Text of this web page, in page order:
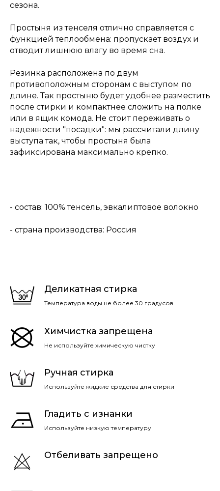
сезона.
Простыня из тенселя отлично справляется с
функцией теплообмена: пропускает воздух и
отводит лишнюю влагу во время сна.
Резинка расположена по двум
противоположным сторонам с выступом по
длине. Так простыню будет удобнее разместить
после стирки и компактнее сложить на полке
или в ящик комода. Не стоит переживать о
надежности "посадки": мы рассчитали длину
выступа так, чтобы простыня была
зафиксирована максимально крепко.
- состав: 100% тенсель, эвкалиптовое волокно
- страна производства: Россия
Деликатная стирка
Температура воды не более 30 градусов
Химчистка запрещена
Не используйте химическую чистку
Ручная стирка
Используйте жидкие средства для стирки
Гладить с изнанки
Используйте низкую температуру
Отбеливать запрещено